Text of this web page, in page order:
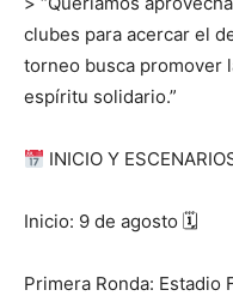
clubes para acercar el
torneo busca promover
espíritu solidario.”
INICIO Y
Inicio: 9 de agosto 🗓
Primera Ronda: Estadio